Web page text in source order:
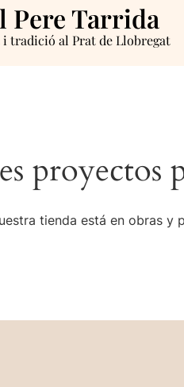
Pere Tarrida
i tradició al Prat de Llobregat
proyectos
tienda está en obras y